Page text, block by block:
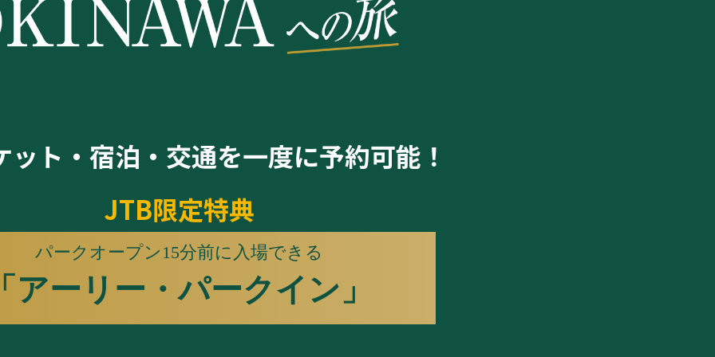
ット・宿泊・交通を一度に予約可能！
JTB限定特典
パークオープン15分前に入場できる
アーリー・パークイン」